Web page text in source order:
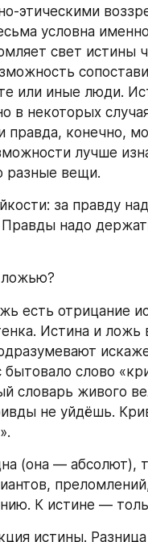
этическими
условна
свет истины
те или иные люди.
в некоторых
правда, конечно,
лучше
разные вещи.
за правду
Правды надо
ложью?
есть отрицание
Истина и ложь
бытовало слово
словарь живого
не уйдёшь.
(она — абсолют),
К истине —
истины.